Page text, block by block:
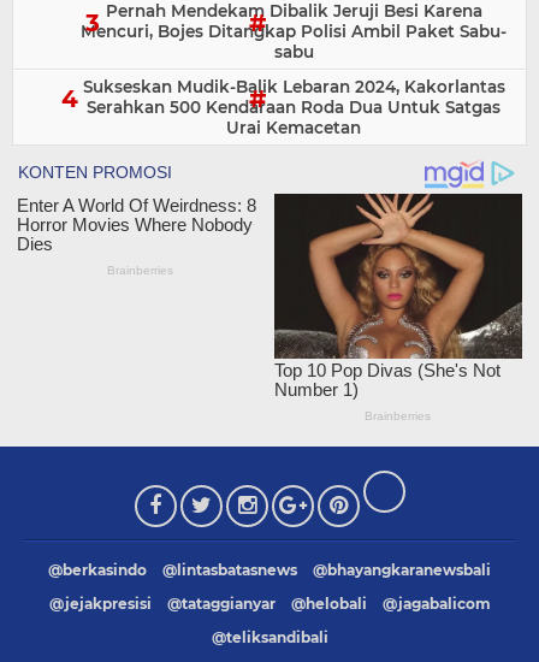
Pernah Mendekam Dibalik Jeruji Besi Karena
Mencuri, Bojes Ditangkap Polisi Ambil Paket Sabu-
sabu
Sukseskan Mudik-Balik Lebaran 2024, Kakorlantas
Serahkan 500 Kendaraan Roda Dua Untuk Satgas
Urai Kemacetan
@berkasindo @lintasbatasnews
@bhayangkaranewsbali
@jejakpresisi
@tataggianyar @helobali
@jagabalicom
@teliksandibali